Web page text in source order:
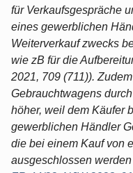
für Verkaufsgespräche
eines gewerblichen
Weiterverkauf zwecks
wie zB für die
2021, 709 (711)).
Gebrauchtwagens
höher, weil dem Käufer
gewerblichen Händler
die bei einem Kauf von
ausgeschlossen